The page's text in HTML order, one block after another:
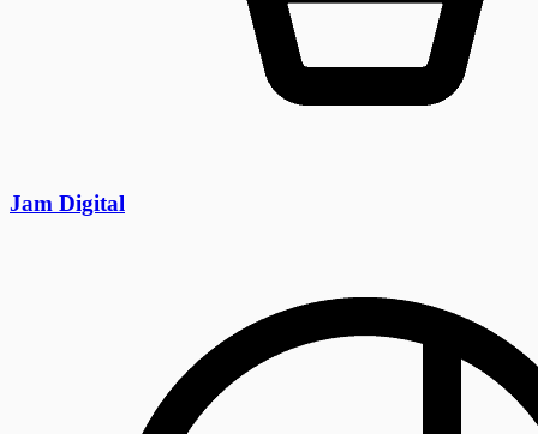
Jam Digital